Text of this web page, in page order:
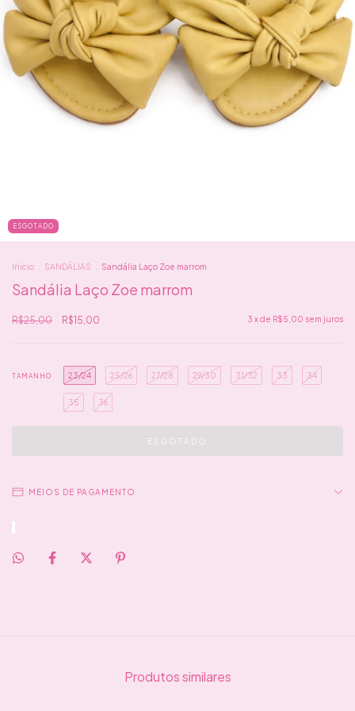
ESGOTADO
Início SANDÁLIAS Sandália Laço Zoe marrom
Sandália Laço Zoe marrom
R$25,00 R$15,00 3 x de R$5,00 sem juros
TAMANHO 23/24 25/26 27/28 29/30 31/32 33 34
35 36
MEIOS DE PAGAMENTO
Produtos similares